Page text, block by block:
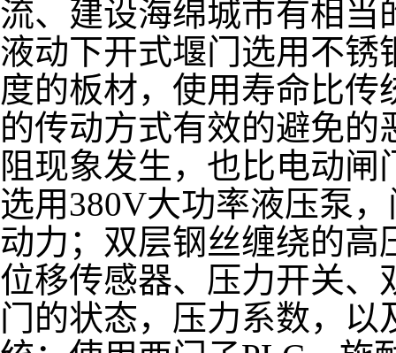
流、建设海绵城市有相当
液动下开式堰门选用不锈
度的板材，使用寿命比
的传动方式有效的避免
阻现象发生，也比电动
选用380V大功率液压泵
动力；双层钢丝缠绕的
位移传感器、压力开关、
门的状态，压力系数，以